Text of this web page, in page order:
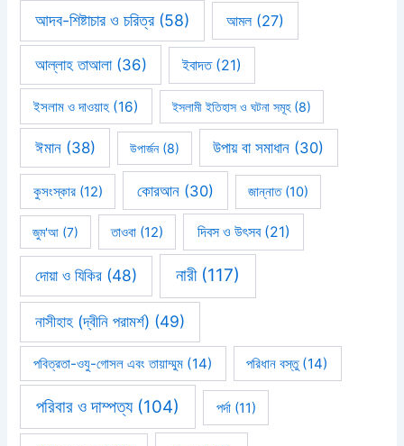
আদব-শিষ্টাচার ও চরিত্র(58) আমল(27)
আল্লাহ তাআলা(36) ইবাদত(21)
ইসলাম ও দাওয়াহ (16) ইসলামী ইতিহাস ও ঘটনা সমূহ(8)
ঈমান(38) উপার্জন(8) উপায় বা সমাধান (30)
কুসংস্কার(12) কোরআন (30) জান্নাত(10)
জুম'আ (7) তাওবা (12) দিবস ও উৎসব(21)
দোয়া ও যিকির (48) নারী(117)
নাসীহাহ (দ্বীনি পরামর্শ) (49)
পবিত্রতা-ওযু-গোসল এবং তায়াম্মুম (14) পরিধান বস্তু(14)
পরিবার ও দাম্পত্য(104) পর্দা(11)